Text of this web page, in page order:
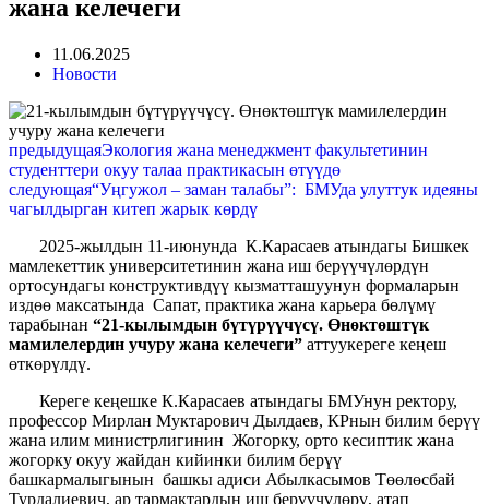
жана келечеги
11.06.2025
Новости
предыдущаяЭкология жана менеджмент факультетинин
студенттери окуу талаа практикасын өтүүдө
следующая“Уңгужол – заман талабы”: БМУда улуттук идеяны
чагылдырган китеп жарык көрдү
2025-жылдын 11-июнунда К.Карасаев атындагы Бишкек
мамлекеттик университетинин жана иш берүүчүлөрдүн
ортосундагы конструктивдүү кызматташуунун формаларын
издөө максатында Сапат, практика жана карьера бөлүмү
тарабынан “21-кылымдын бүтүрүүчүсү. Өнөктөштүк
мамилелердин учуру жана келечеги” аттуукереге кеңеш
өткөрүлдү.
Кереге кеңешке К.Карасаев атындагы БМУнун ректору,
профессор Мирлан Муктарович Дылдаев, КРнын билим берүү
жана илим министрлигинин Жогорку, орто кесиптик жана
жогорку окуу жайдан кийинки билим берүү
башкармалыгынын башкы адиси Абылкасымов Төөлөсбай
Турдалиевич, ар тармактардын иш берүүчүлөрү, атап